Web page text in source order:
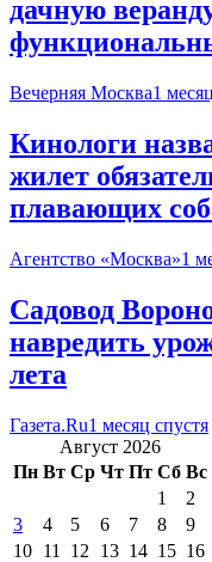
дачную
Вечерняя Москва1
Кинологи
жилет
плавающих
Агентство «Москва»1
Садовод
навредить
лета
Газета.Ru1 месяц спустя
Август 2026
Пн Вт Ср Чт Пт Сб Вс
1
2
3
4 5 6 7 8
9
10 11 12 13 14 15 16